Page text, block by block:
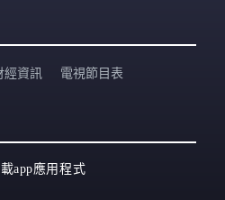
經資訊 電視節目表
app應用程式